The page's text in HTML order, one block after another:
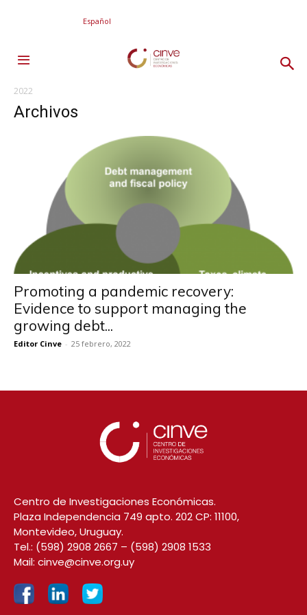
Español
2022
Archivos
Promoting a pandemic recovery:
Evidence to support managing the
growing debt...
Editor Cinve - 25 febrero, 2022
Centro de Investigaciones Económicas.
Plaza Independencia 749 apto. 202 CP: 11100,
Montevideo, Uruguay.
Tel.: (598) 2908 2667 – (598) 2908 1533
Mail: cinve@cinve.org.uy